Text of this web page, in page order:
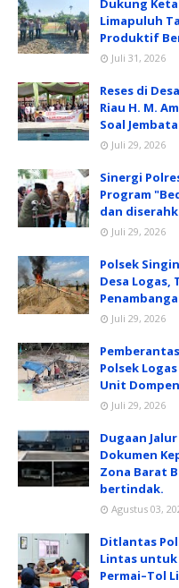
Dukung
Limapuluh
Produktif
Juli 31, 2026
Reses di
Riau H. M.
Soal
Juli 29, 2026
Sinergi
Program
dan
Juli 29, 2026
Polsek
Desa Logas,
Juli 29, 2026
Polsek
Unit
Juli 29, 2026
Dugaan
Dokumen
Zona Barat
bertindak.
Agustus 03,
Ditlantas
Lintas untuk
Permai–Tol